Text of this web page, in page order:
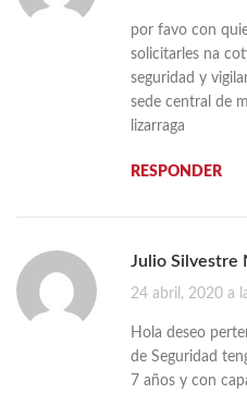
por favo con
solicitarles na
seguridad y
sede central de
lizarraga
RESPONDER
Julio Silvestre
24 abril, 2020 a
Hola deseo
de Seguridad
7 años y con